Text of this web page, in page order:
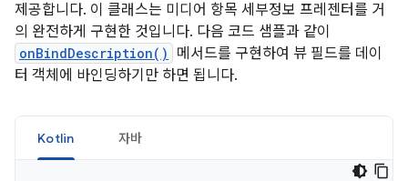
제공합니다. 이 클래스는 미디어 항목 세부정보 프레젠터를 거
의 완전하게 구현한 것입니다. 다음 코드 샘플과 같이
onBindDescription()
메서드를 구현하여 뷰 필드를 데이
터 객체에 바인딩하기만 하면 됩니다.
Kotlin 자바